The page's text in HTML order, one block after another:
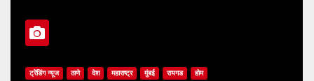
ट्रेंडिंग न्यूज ठाणे देश महाराष्ट्र मुंबई रायगड होम